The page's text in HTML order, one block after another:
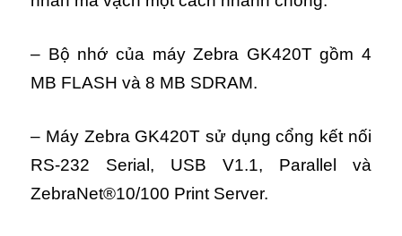
– Bộ nhớ của máy Zebra GK420T gồm 4
MB FLASH và 8 MB SDRAM.
– Máy Zebra GK420T sử dụng cổng kết nối
RS-232 Serial, USB V1.1, Parallel và
ZebraNet®10/100 Print Server.